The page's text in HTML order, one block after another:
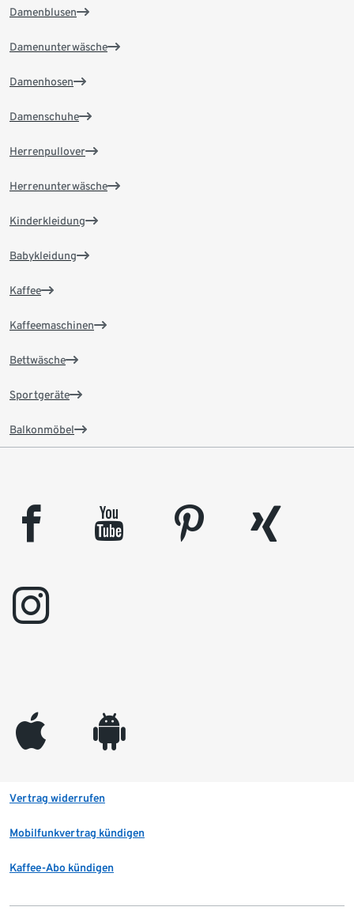
Damenblusen
Damenunterwäsche
Damenhosen
Damenschuhe
Herrenpullover
Herrenunterwäsche
Kinderkleidung
Babykleidung
Kaffee
Kaffeemaschinen
Bettwäsche
Sportgeräte
Balkonmöbel
facebook youtube pinterest
xing
instagram
appleinc android
Vertrag widerrufen
Mobilfunkvertrag kündigen
Kaffee-Abo kündigen